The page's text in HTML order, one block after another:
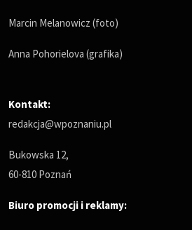
Marcin Melanowicz (foto)
Anna Pohorielova (grafika)
Kontakt:
redakcja@wpoznaniu.pl
Bukowska 12,
60-810 Poznań
Biuro promocji i reklamy: